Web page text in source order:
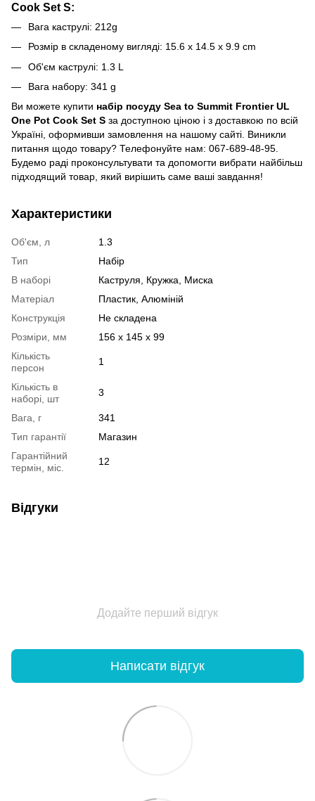
Cook Set S:
Вага каструлі: 212g
Розмір в складеному вигляді: 15.6 x 14.5 x 9.9 cm
Об'єм каструлі: 1.3 L
Вага набору: 341 g
Ви можете купити набір посуду Sea to Summit Frontier UL
One Pot Cook Set S за доступною ціною і з доставкою по всій
Україні, оформивши замовлення на нашому сайті. Виникли
питання щодо товару? Телефонуйте нам: 067-689-48-95.
Будемо раді проконсультувати та допомогти вибрати найбільш
підходящий товар, який вирішить саме ваші завдання!
Характеристики
Об'єм, л
1.3
Тип
Набір
В наборі
Каструля, Кружка, Миска
Матеріал
Пластик, Алюміній
Конструкція
Не складена
Розміри, мм
156 x 145 x 99
Кількість
персон
1
Кількість в
наборі, шт
3
Вага, г
341
Тип гарантії
Магазин
Гарантійний
термін, міс.
12
Відгуки
Додайте перший відгук
Написати відгук